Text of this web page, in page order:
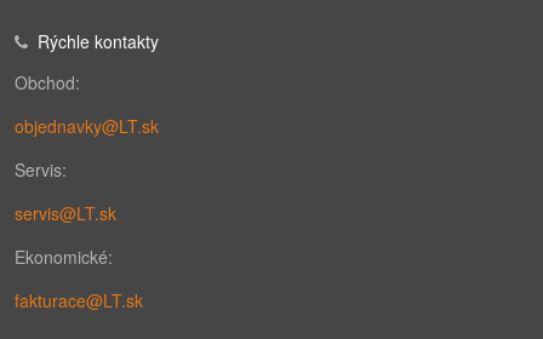
Rýchle kontakty
Obchod:
objednavky@LT.sk
Servis:
servis@LT.sk
Ekonomické:
fakturace@LT.sk